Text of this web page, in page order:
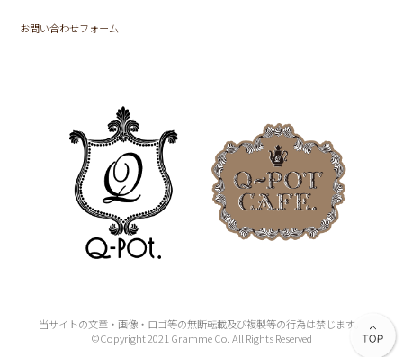
お問い合わせフォーム
当サイトの文章・画像・ロゴ等の無断転載及び複製等の行為は禁じます。
©Copyright 2021 Gramme Co. All Rights Reserved